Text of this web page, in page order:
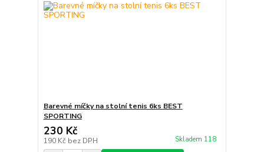
Barevné míčky na stolní tenis 6ks BEST
SPORTING
230 Kč
190 Kč bez DPH Skladem 118